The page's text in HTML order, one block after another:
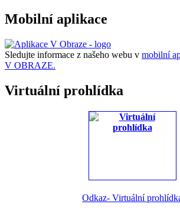
Mobilní aplikace
Sledujte informace z našeho webu v mobilní
V OBRAZE.
Virtuální prohlídka
Odkaz- Virtuální